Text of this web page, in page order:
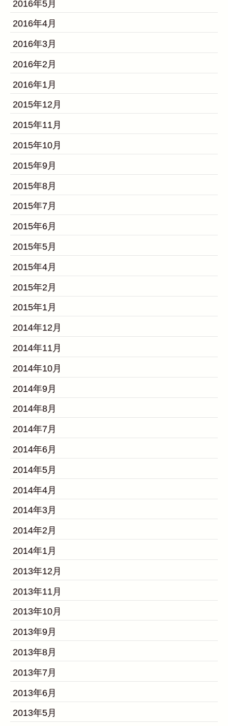
2016年5月
2016年4月
2016年3月
2016年2月
2016年1月
2015年12月
2015年11月
2015年10月
2015年9月
2015年8月
2015年7月
2015年6月
2015年5月
2015年4月
2015年2月
2015年1月
2014年12月
2014年11月
2014年10月
2014年9月
2014年8月
2014年7月
2014年6月
2014年5月
2014年4月
2014年3月
2014年2月
2014年1月
2013年12月
2013年11月
2013年10月
2013年9月
2013年8月
2013年7月
2013年6月
2013年5月